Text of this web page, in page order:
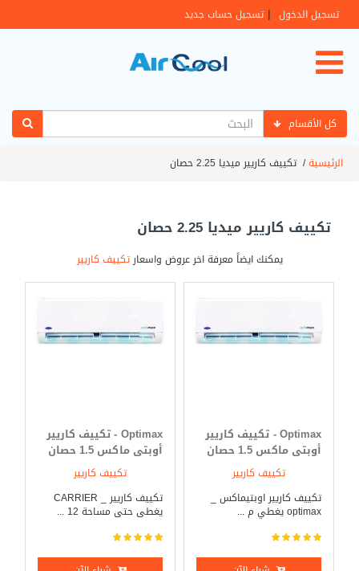
تسجيل الدخول | تسجيل حساب جديد
كل الأقسام
الرئيسية/تكييف كاريير ميديا 2.25 حصان
تكييف كاريير ميديا 2.25 حصان
يمكنك ايضاً معرفة اخر عروض واسعارتكييف كاريير
Optimax - تكييف كاريير
أوبتى ماكس 1.5 حصان
بارد فقطتكييف كاريير
تكييف كاريير اوبتيماكس _
optimax يغطي م ...
Optimax - تكييف كاريير
أوبتى ماكس 1.5 حصان
بارد _ ساخنتكييف كاريير
تكييف كاريير _ CARRIER
يغطى حتى مساحة 12 ...